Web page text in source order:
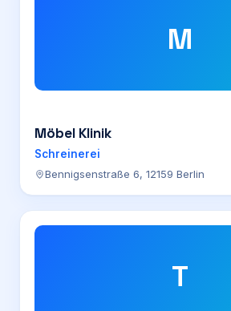
M
Möbel Klinik
Schreinerei
Bennigsenstraße 6, 12159 Berlin
T